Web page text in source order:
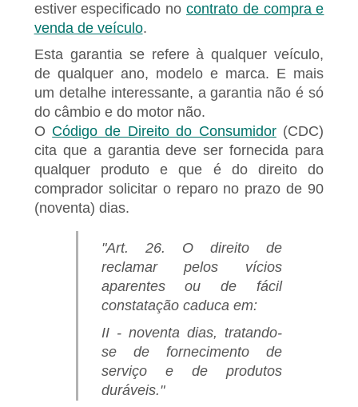
estiver especificado no contrato de compra e
venda de veículo.
Esta garantia se refere à qualquer veículo,
de qualquer ano, modelo e marca. E mais
um detalhe interessante, a garantia não é só
do câmbio e do motor não.
O Código de Direito do Consumidor(CDC)
cita que a garantia deve ser fornecida para
qualquer produto e que é do direito do
comprador solicitar o reparo no prazo de 90
(noventa) dias.
"Art. 26. O direito de
reclamar pelos vícios
aparentes ou de fácil
constatação caduca em:
II - noventa dias, tratando-
se de fornecimento de
serviço e de produtos
duráveis."